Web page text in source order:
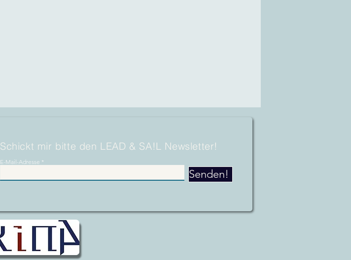
Schickt mir bitte den LEAD & SA!L Newsletter!
E-Mail-Adresse
Senden!